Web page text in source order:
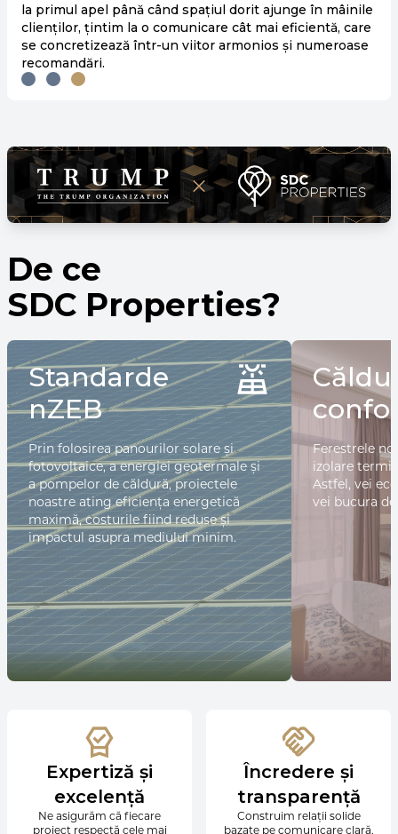
la primul apel până când spațiul dorit ajunge în mâinile
clienților, țintim la o comunicare cât mai eficientă, care
se concretizează într-un viitor armonios și numeroase
recomandări.
De ce
SDC Properties?
Standarde
nZEB
Prin folosirea panourilor solare și
fotovoltaice, a energiei geotermale și
a pompelor de căldură, proiectele
noastre ating eficiența energetică
maximă, costurile fiind reduse și
impactul asupra mediului minim.
Ferestrele
izolare
Astfel, vei
vei bucura
Expertiză și
excelență
Ne asigurăm că fiecare
proiect respectă cele mai
Încredere și
transparență
Construim relații solide
bazate pe comunicare clară,